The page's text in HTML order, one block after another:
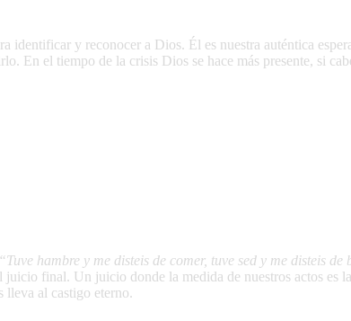
y reconocer a Dios. Él es nuestra auténtica
el tiempo de la crisis Dios se hace más presente, si
“Tuve hambre y me disteis de comer, tuve sed y me disteis
juicio final. Un juicio donde la medida de nuestros actos es
lleva al castigo eterno.